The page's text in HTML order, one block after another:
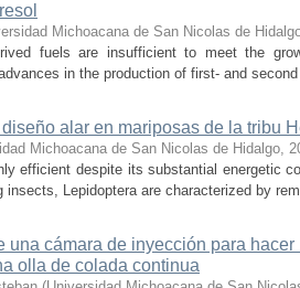
Michoacana de San Nicolas de
fuels are insufficient to meet the
in the production of first- and
alar en mariposas de la tribu
Michoacana de San Nicolas de Hidalgo,
efficient despite its substantial energetic
Lepidoptera are characterized by
una cámara de inyección para
olla de colada continua